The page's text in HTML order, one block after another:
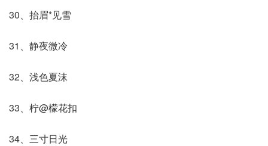
30、抬眉*见雪
31、静夜微冷
32、浅色夏沫
33、柠@檬花扣
34、三寸日光